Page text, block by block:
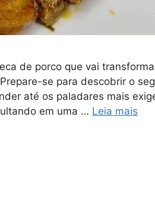
de porco que vai
se para descobrir o
até os paladares mais
em uma … Leia mais